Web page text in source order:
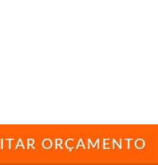
ORÇAMENTO